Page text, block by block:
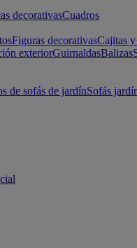
decorativasCuadros
Figuras decorativasCajitas
exteriorGuirnaldasBalizas
de sofás de jardínSofás